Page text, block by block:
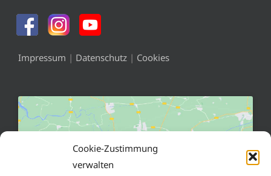
Cookie-Zustimmung
verwalten
Impressum | Datenschutz | Cookies